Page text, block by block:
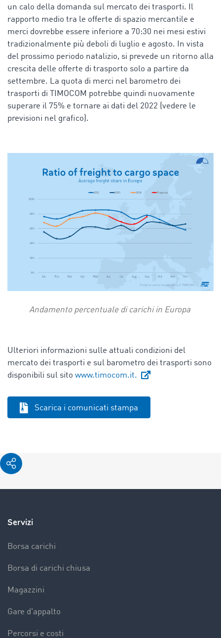
un calo della domanda sul mercato dei trasporti. Il
rapporto medio tra le offerte di spazio mercantile e
merci dovrebbe essere inferiore a 70:30 nei mesi estivi
tradizionalmente più deboli di luglio e agosto. In vista
del prossimo periodo natalizio, si prevede un ritorno alla
crescita delle offerte di trasporto solo a partire da
settembre. La quota di merci nel barometro dei
trasporti di TIMOCOM potrebbe quindi nuovamente
superare il 75% e tornare ai dati del 2022 (vedere le
previsioni nel grafico).
Andamento percentuale di carichi in Europa
Ulteriori informazioni sulle attuali condizioni del
mercato dei trasporti e sul barometro dei trasporti sono
disponibili sul sito www.timocom.it.
Scarica i comunicati stampa
Servizi
Borsa carichi
Borsa di carichi chiusa
Magazzini
Gare d'appalto
Percorsi e costi